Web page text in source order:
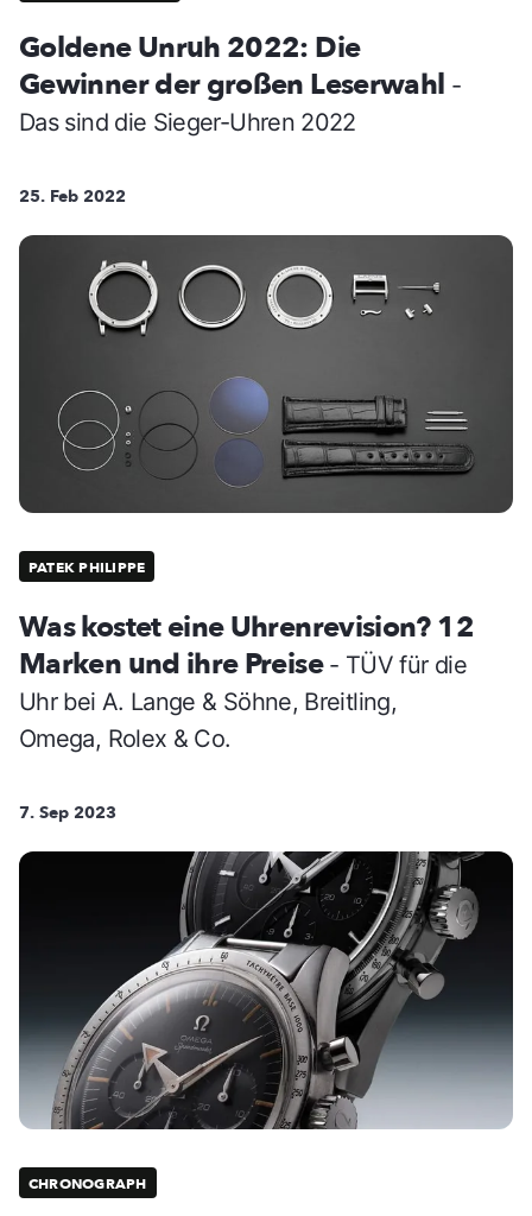
Goldene Unruh 2022: Die
Gewinner der großen Leserwahl -
Das sind die Sieger-Uhren 2022
25. Feb 2022
PATEK PHILIPPE
Was kostet eine Uhrenrevision? 12
Marken und ihre Preise - TÜV für die
Uhr bei A. Lange & Söhne, Breitling,
Omega, Rolex & Co.
7. Sep 2023
CHRONOGRAPH